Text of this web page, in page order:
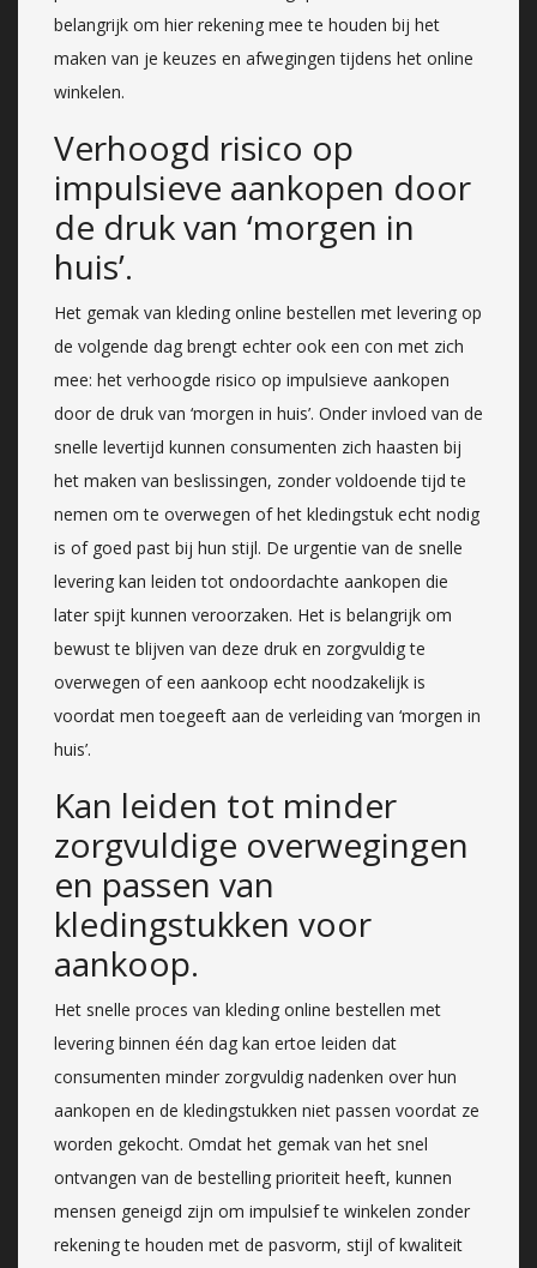
belangrijk om hier rekening mee te houden bij het
maken van je keuzes en afwegingen tijdens het online
winkelen.
Verhoogd risico op
impulsieve aankopen door
de druk van ‘morgen in
huis’.
Het gemak van kleding online bestellen met levering op
de volgende dag brengt echter ook een con met zich
mee: het verhoogde risico op impulsieve aankopen
door de druk van ‘morgen in huis’. Onder invloed van de
snelle levertijd kunnen consumenten zich haasten bij
het maken van beslissingen, zonder voldoende tijd te
nemen om te overwegen of het kledingstuk echt nodig
is of goed past bij hun stijl. De urgentie van de snelle
levering kan leiden tot ondoordachte aankopen die
later spijt kunnen veroorzaken. Het is belangrijk om
bewust te blijven van deze druk en zorgvuldig te
overwegen of een aankoop echt noodzakelijk is
voordat men toegeeft aan de verleiding van ‘morgen in
huis’.
Kan leiden tot minder
zorgvuldige overwegingen
en passen van
kledingstukken voor
aankoop.
Het snelle proces van kleding online bestellen met
levering binnen één dag kan ertoe leiden dat
consumenten minder zorgvuldig nadenken over hun
aankopen en de kledingstukken niet passen voordat ze
worden gekocht. Omdat het gemak van het snel
ontvangen van de bestelling prioriteit heeft, kunnen
mensen geneigd zijn om impulsief te winkelen zonder
rekening te houden met de pasvorm, stijl of kwaliteit